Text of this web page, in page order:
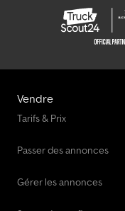
Vendre
Tarifs & Prix
Passer des annonces
Gérer les annonces